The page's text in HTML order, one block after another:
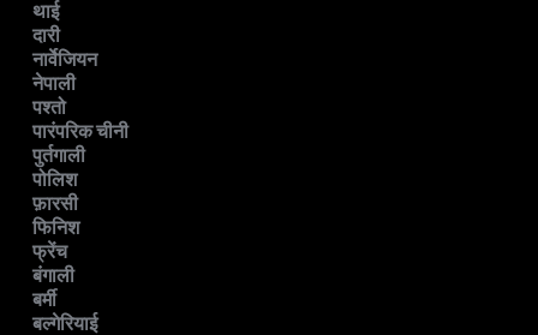
थाई
दारी
नार्वेजियन
नेपाली
पश्तो
पारंपरिक चीनी
पुर्तगाली
पोलिश
फ़ारसी
फिनिश
फ्रेंच
बंगाली
बर्मी
बल्गेरियाई